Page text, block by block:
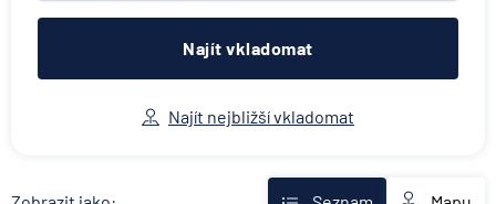
Všechny instituce
ACE European Group Ltd
Česká spořitelna
Československá obchodní banka
Fio banka
Najít vkladomat
Najít nejbližší vkladomat